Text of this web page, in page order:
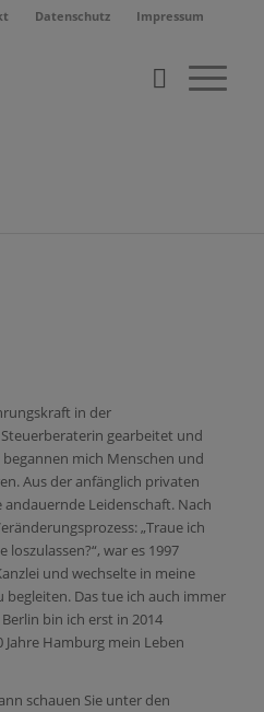
Datenschutz Impressum
in der
gearbeitet und
mich Menschen und
Aus der anfänglich privaten
Leidenschaft. Nach
„Traue ich
war es 1997
und wechselte in meine
begleiten. Das tue ich auch immer
bin ich erst in 2014
Hamburg mein Leben
schauen Sie unter den